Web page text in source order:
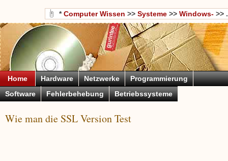
*Computer Wissen >> Systeme >> Windows- >> .
Home Hardware Netzwerke
Programmierung
Software
Fehlerbehebung Betriebssysteme
Wie man die SSL Version Test